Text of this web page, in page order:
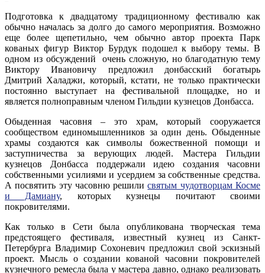
Подготовка к двадцатому традиционному фестивалю как
обычно началась за долго до самого мероприятия. Возможно
еще более щепетильно, чем обычно автор проекта Парк
кованых фигур Виктор Бурдук подошел к выбору темы. В
одном из обсуждений очень сложную, но благодатную тему
Виктору Ивановичу предложил донбасский богатырь
Дмитрий Халаджи, который, кстати, не только практически
постоянно выступает на фестивальной площадке, но и
является полноправным членом Гильдии кузнецов Донбасса.
Обыденная часовня – это храм, который сооружается
сообществом единомышленников за один день. Обыденные
храмы создаются как символы божественной помощи и
заступничества за верующих людей. Мастера Гильдии
кузнецов Донбасса поддержали идею создания часовни
собственными усилиями и усердием за собственные средства.
А посвятить эту часовню решилисвятым чудотворцам Косме
и Дамиану, которых кузнецы почитают своими
покровителями.
Как только в Сети была опубликована творческая тема
предстоящего фестиваля, известный кузнец из Санкт-
Петербурга Владимир Сохоневич предложил свой эскизный
проект. Мысль о создании кованой часовни покровителей
кузнечного ремесла была у мастера давно, однако реализовать